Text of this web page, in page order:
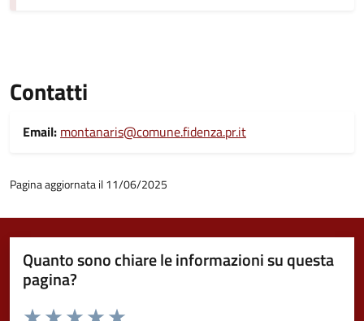
Contatti
Email: montanaris@comune.fidenza.pr.it
Pagina aggiornata il 11/06/2025
Quanto sono chiare le informazioni su questa
pagina?
Valuta da 1 a 5 stelle la pagina